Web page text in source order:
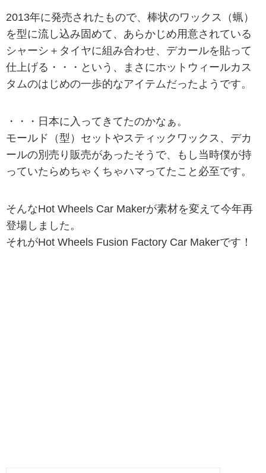
2013年に発売されたもので、棒状のワックス（蝋）
を型に流し込み固めて、あらかじめ用意されている
シャーシ＋タイヤに組み合わせ、デカールを貼って
仕上げる・・・という、まさにホットウィールカス
タムのはじめの一歩的なアイテムだったようです。
・・・日本に入ってきてたのかなぁ。
モールド（型）セットやスティックワックス、デカ
ールの別売り販売があったそうで、もし当時僕が持
っていたらめちゃくちゃハマってたこと必至です。
そんなHot Wheels Car Makerが素材を変えて今年再
登場しました。
それがHot Wheels Fusion Factory Car Makerです！